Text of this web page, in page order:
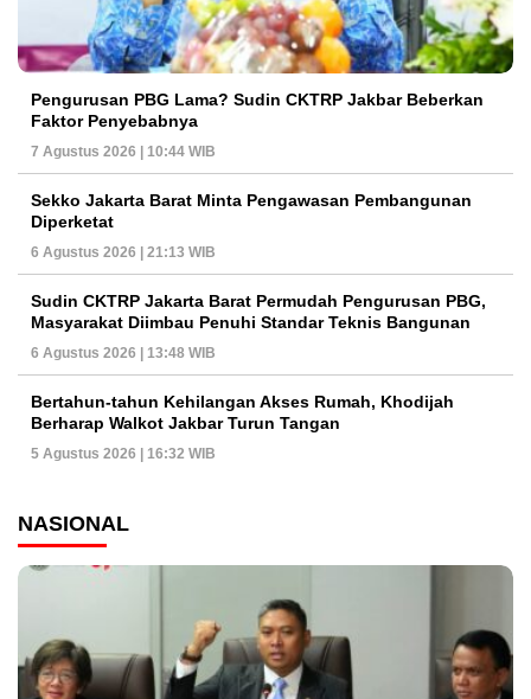
Pengurusan PBG Lama? Sudin CKTRP Jakbar Beberkan
Faktor Penyebabnya
7 Agustus 2026 | 10:44 WIB
Sekko Jakarta Barat Minta Pengawasan Pembangunan
Diperketat
6 Agustus 2026 | 21:13 WIB
Sudin CKTRP Jakarta Barat Permudah Pengurusan PBG,
Masyarakat Diimbau Penuhi Standar Teknis Bangunan
6 Agustus 2026 | 13:48 WIB
Bertahun-tahun Kehilangan Akses Rumah, Khodijah
Berharap Walkot Jakbar Turun Tangan
5 Agustus 2026 | 16:32 WIB
NASIONAL